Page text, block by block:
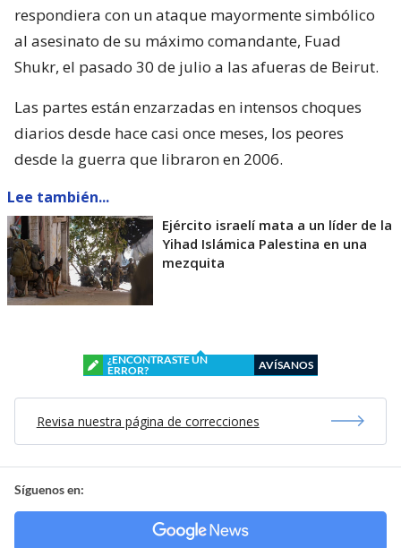
respondiera con un ataque mayormente simbólico
al asesinato de su máximo comandante, Fuad
Shukr, el pasado 30 de julio a las afueras de Beirut.
Las partes están enzarzadas en intensos choques
diarios desde hace casi once meses, los peores
desde la guerra que libraron en 2006.
Lee también...
Ejército israelí mata a un líder de la
Yihad Islámica Palestina en una
mezquita
¿ENCONTRASTE UN
ERROR?
AVÍSANOS
Revisa nuestra página de correcciones
Síguenos en: